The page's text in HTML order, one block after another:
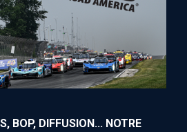
BOP, DIFFUSION... NOTRE